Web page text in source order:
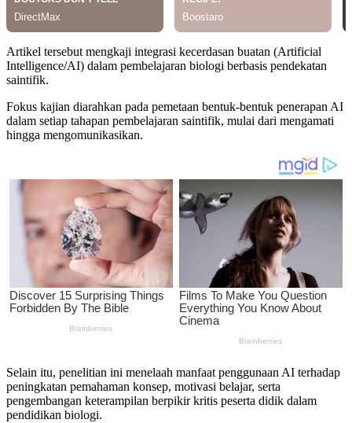
Artikel tersebut mengkaji integrasi kecerdasan buatan (Artificial
Intelligence/AI) dalam pembelajaran biologi berbasis pendekatan
saintifik.
Fokus kajian diarahkan pada pemetaan bentuk-bentuk penerapan AI
dalam setiap tahapan pembelajaran saintifik, mulai dari mengamati
hingga mengomunikasikan.
Selain itu, penelitian ini menelaah manfaat penggunaan AI terhadap
peningkatan pemahaman konsep, motivasi belajar, serta
pengembangan keterampilan berpikir kritis peserta didik dalam
pendidikan biologi.